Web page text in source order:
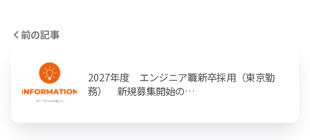
前の記事
2027年度 エンジニア職新卒採用（東京勤
務） 新規募集開始の…